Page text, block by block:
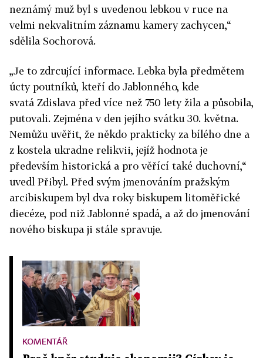
neznámý muž byl s uvedenou lebkou v ruce na
velmi nekvalitním záznamu kamery zachycen,“
sdělila Sochorová.
„Je to zdrcující informace. Lebka byla předmětem
úcty poutníků, kteří do Jablonného, kde
svatá Zdislava před více než 750 lety žila a působila,
putovali. Zejména v den jejího svátku 30. května.
Nemůžu uvěřit, že někdo prakticky za bílého dne a
z kostela ukradne relikvii, jejíž hodnota je
především historická a pro věřící také duchovní,“
uvedl Přibyl. Před svým jmenováním pražským
arcibiskupem byl dva roky biskupem litoměřické
diecéze, pod niž Jablonné spadá, a až do jmenování
nového biskupa ji stále spravuje.
KOMENTÁŘ